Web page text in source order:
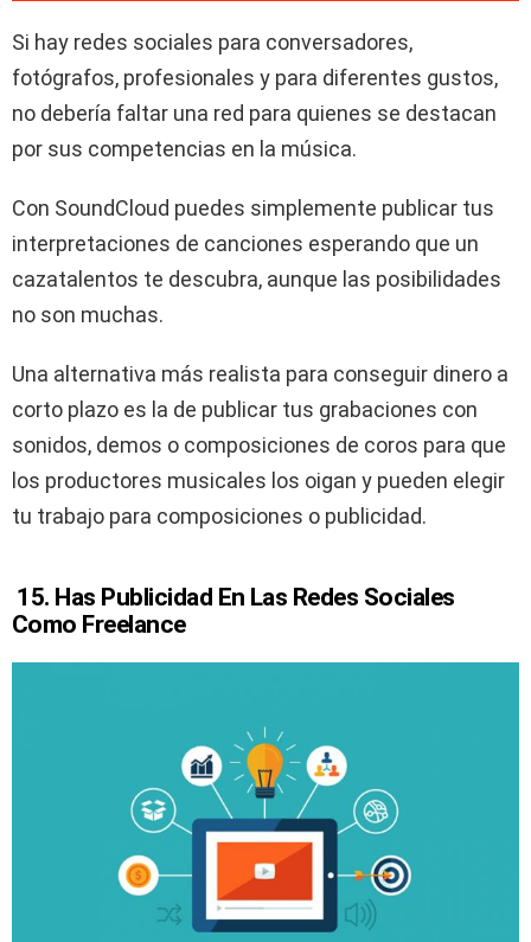
Si hay redes sociales para conversadores,
fotógrafos, profesionales y para diferentes gustos,
no debería faltar una red para quienes se destacan
por sus competencias en la música.
Con SoundCloud puedes simplemente publicar tus
interpretaciones de canciones esperando que un
cazatalentos te descubra, aunque las posibilidades
no son muchas.
Una alternativa más realista para conseguir dinero a
corto plazo es la de publicar tus grabaciones con
sonidos, demos o composiciones de coros para que
los productores musicales los oigan y pueden elegir
tu trabajo para composiciones o publicidad.
15. Has Publicidad En Las Redes Sociales
Como Freelance